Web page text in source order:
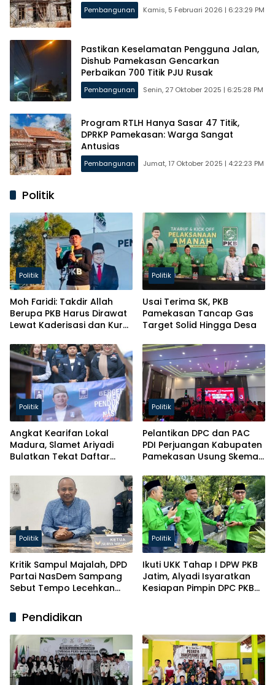
Pembangunan Kamis, 5 Februari 2026 | 6:23:29 PM
Pastikan Keselamatan Pengguna Jalan,
Dishub Pamekasan Gencarkan
Perbaikan 700 Titik PJU Rusak
Pembangunan Senin, 27 Oktober 2025 | 6:25:28 PM
Program RTLH Hanya Sasar 47 Titik,
DPRKP Pamekasan: Warga Sangat
Antusias
Pembangunan Jumat, 17 Oktober 2025 | 4:22:23 PM
Politik
Politik
Moh Faridi: Takdir Allah
Berupa PKB Harus Dirawat
Lewat Kaderisasi dan Kursi
Politik
Usai Terima SK, PKB
Pamekasan Tancap Gas
Target Solid Hingga Desa
Politik
Angkat Kearifan Lokal
Madura, Slamet Ariyadi
Bulatkan Tekat Daftar
Politik
Pelantikan DPC dan PAC
PDI Perjuangan Kabupaten
Pamekasan Usung Skema
Politik
Kritik Sampul Majalah, DPD
Partai NasDem Sampang
Sebut Tempo Lecehkan
Politik
Ikuti UKK Tahap I DPW PKB
Jatim, Alyadi Isyaratkan
Kesiapan Pimpin DPC PKB
Pendidikan